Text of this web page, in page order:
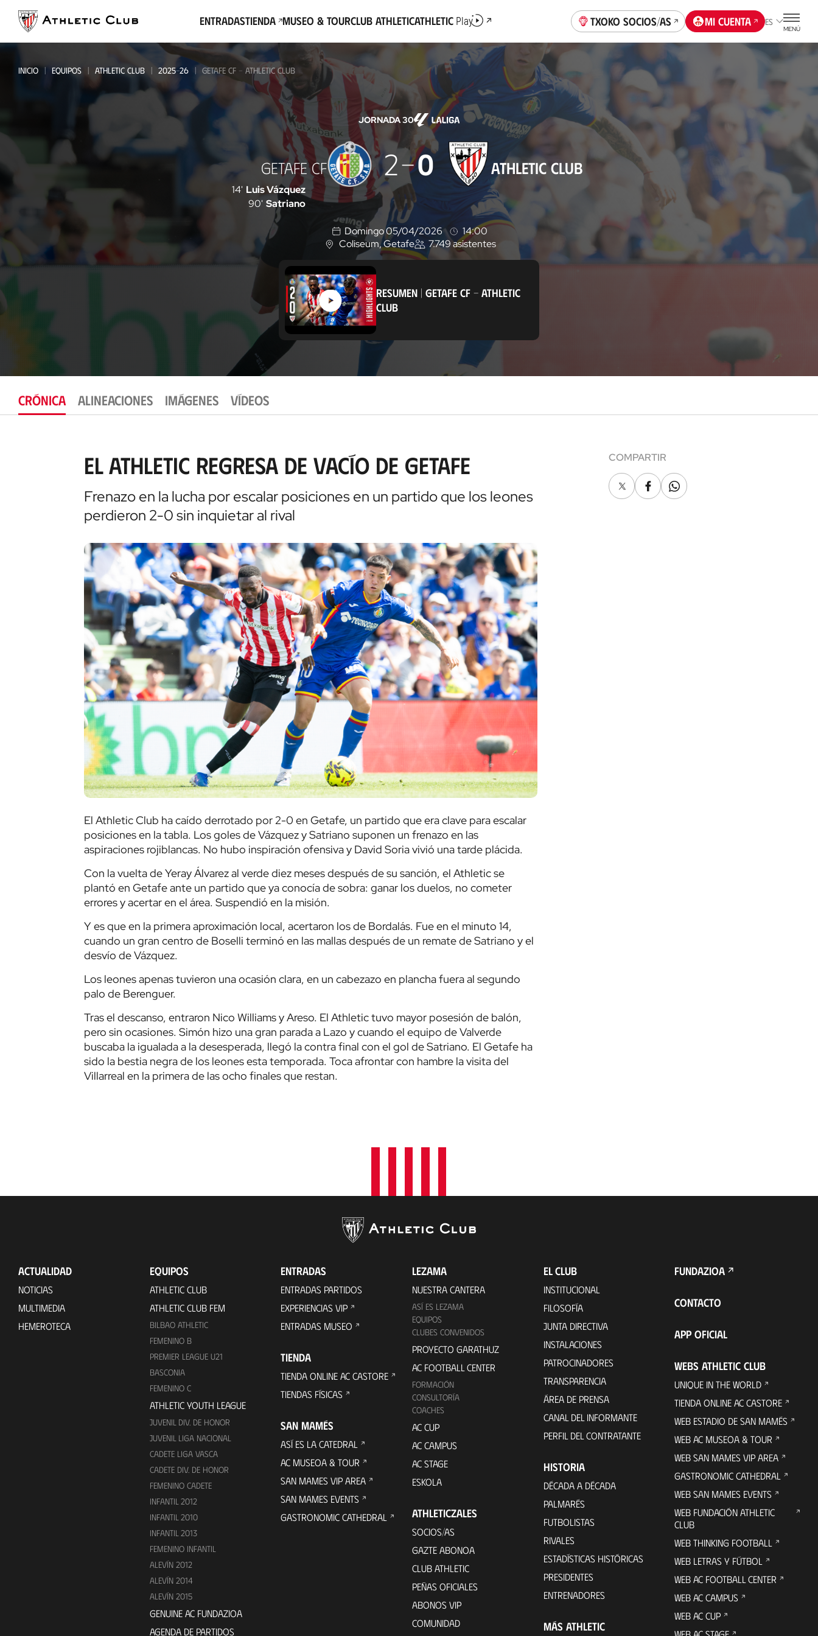
contenido
principal
EntradasTienda Museo & TourClub AthleticAthletic Play Txoko socios/as Mi cuenta ES
MENÚ
INICIO EQUIPOS ATHLETIC CLUB 2025-26 GETAFE CF - ATHLETIC CLUB
JORNADA 30
Getafe
Athletic
Club
GETAFE CF 2 0 ATHLETIC CLUB
14' Luis Vázquez
90' Satriano
Domingo 05/04/2026
14:00
U
b
i
c
a
c
i
ó
n
Coliseum, Getafe 7.749asistentes
RESUMEN | GETAFE CF - ATHLETIC
CLUB
CRÓNICA ALINEACIONES IMÁGENES VÍDEOS
El Athletic regresa de vacío de Getafe
Frenazo en la lucha por escalar posiciones en un partido que los leones
perdieron 2-0 sin inquietar al rival
El Athletic Club ha caído derrotado por 2-0 en Getafe, un partido que era clave para escalar
posiciones en la tabla. Los goles de Vázquez y Satriano suponen un frenazo en las
aspiraciones rojiblancas. No hubo inspiración ofensiva y David Soria vivió una tarde plácida.
Con la vuelta de Yeray Álvarez al verde diez meses después de su sanción, el Athletic se
plantó en Getafe ante un partido que ya conocía de sobra: ganar los duelos, no cometer
errores y acertar en el área. Suspendió en la misión.
Y es que en la primera aproximación local, acertaron los de Bordalás. Fue en el minuto 14,
cuando un gran centro de Boselli terminó en las mallas después de un remate de Satriano y el
desvío de Vázquez.
Los leones apenas tuvieron una ocasión clara, en un cabezazo en plancha fuera al segundo
palo de Berenguer.
Tras el descanso, entraron Nico Williams y Areso. El Athletic tuvo mayor posesión de balón,
pero sin ocasiones. Simón hizo una gran parada a Lazo y cuando el equipo de Valverde
buscaba la igualada a la desesperada, llegó la contra final con el gol de Satriano. El Getafe ha
sido la bestia negra de los leones esta temporada. Toca afrontar con hambre la visita del
Villarreal en la primera de las ocho finales que restan.
COMPARTIR
X FacebookWhatsapp
ACTUALIDAD
NOTICIAS
MULTIMEDIA
HEMEROTECA
EQUIPOS
ATHLETIC CLUB
ATHLETIC CLUB FEM
BILBAO ATHLETIC
FEMENINO B
PREMIER LEAGUE U21
BASCONIA
FEMENINO C
ATHLETIC YOUTH LEAGUE
JUVENIL DIV. DE HONOR
JUVENIL LIGA NACIONAL
CADETE LIGA VASCA
CADETE DIV. DE HONOR
FEMENINO CADETE
INFANTIL 2012
INFANTIL 2010
INFANTIL 2013
FEMENINO INFANTIL
ALEVÍN 2012
ALEVÍN 2014
ALEVÍN 2015
GENUINE AC FUNDAZIOA
AGENDA DE PARTIDOS
ENTRADAS
ENTRADAS PARTIDOS
EXPERIENCIAS VIP
ENTRADAS MUSEO
TIENDA
TIENDA ONLINE AC CASTORE
TIENDAS FÍSICAS
SAN MAMÉS
ASÍ ES LA CATEDRAL
AC MUSEOA & TOUR
SAN MAMES VIP AREA
SAN MAMES EVENTS
GASTRONOMIC CATHEDRAL
LEZAMA
NUESTRA CANTERA
ASÍ ES LEZAMA
EQUIPOS
CLUBES CONVENIDOS
PROYECTO GARATHUZ
AC FOOTBALL CENTER
FORMACIÓN
CONSULTORÍA
COACHES
AC CUP
AC CAMPUS
AC STAGE
ESKOLA
ATHLETICZALES
SOCIOS/AS
GAZTE ABONOA
CLUB ATHLETIC
PEÑAS OFICIALES
ABONOS VIP
COMUNIDAD
EL CLUB
INSTITUCIONAL
FILOSOFÍA
JUNTA DIRECTIVA
INSTALACIONES
PATROCINADORES
TRANSPARENCIA
ÁREA DE PRENSA
CANAL DEL INFORMANTE
PERFIL DEL CONTRATANTE
HISTORIA
DÉCADA A DÉCADA
PALMARÉS
FUTBOLISTAS
RIVALES
ESTADÍSTICAS HISTÓRICAS
PRESIDENTES
ENTRENADORES
MÁS ATHLETIC
FUNDAZIOA
CONTACTO
APP OFICIAL
WEBS ATHLETIC CLUB
UNIQUE IN THE WORLD
TIENDA ONLINE AC CASTORE
WEB ESTADIO DE SAN MAMÉS
WEB AC MUSEOA & TOUR
WEB SAN MAMES VIP AREA
GASTRONOMIC CATHEDRAL
WEB SAN MAMES EVENTS
WEB FUNDACIÓN ATHLETIC
CLUB
WEB THINKING FOOTBALL
WEB LETRAS Y FÚTBOL
WEB AC FOOTBALL CENTER
WEB AC CAMPUS
WEB AC CUP
WEB AC STAGE